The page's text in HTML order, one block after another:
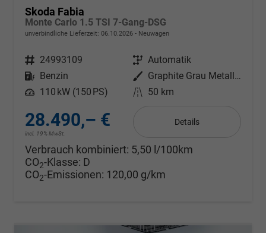
Skoda Fabia
Monte Carlo 1.5 TSI 7-Gang-DSG
unverbindliche Lieferzeit: 06.10.2026 Neuwagen
Fahrzeugnr. 24993109 Getriebe Automatik
Kraftstoff
Benzin Außenfarbe
Graphite Grau Metallic
Leistung 110 kW (150 PS) Kilometerstand 50 km
28.490,– €
incl. 19% MwSt.
Details
Verbrauch kombiniert: 5,50 l/100km
CO2-Klasse: D
CO2-Emissionen: 120,00 g/km